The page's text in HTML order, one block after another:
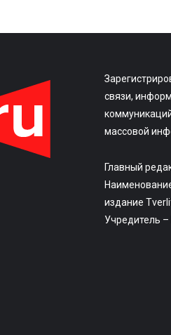
связи,
массовой
Главный
издание
Учредитель